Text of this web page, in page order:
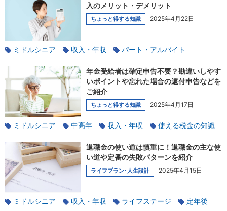
入のメリット・デメリット
ちょっと得する知識 2025年4月22日
ミドルシニア 収入・年収
パート・アルバイト
使える税金の知識
年金受給者は確定申告不要？勘違いしやす
いポイントや忘れた場合の還付申告などを
ご紹介
ちょっと得する知識 2025年4月17日
ミドルシニア 中高年 収入・年収
使える税金の知識
社会保険のあれこれ
退職金の使い道は慎重に！退職金の主な使
い道や定番の失敗パターンを紹介
ライフプラン･人生設計 2025年4月15日
ミドルシニア 収入・年収 ライフステージ
定年後